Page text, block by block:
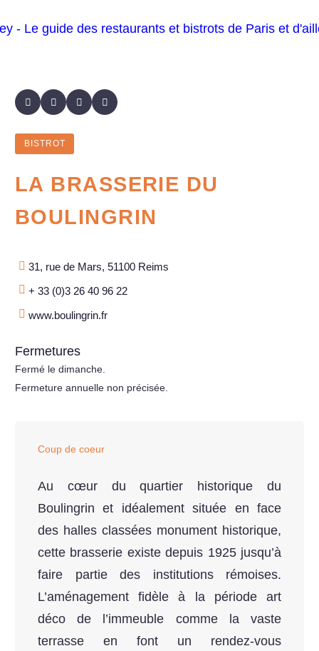
BISTROT
LA BRASSERIE DU
BOULINGRIN
31, rue de Mars, 51100 Reims
+ 33 (0)3 26 40 96 22
www.boulingrin.fr
Fermetures
Fermé le dimanche.
Fermeture annuelle non précisée.
Coup de coeur
Au cœur du quartier historique du
Boulingrin et idéalement située en face
des halles classées monument historique,
cette brasserie existe depuis 1925 jusqu’à
faire partie des institutions rémoises.
L’aménagement fidèle à la période art
déco de l’immeuble comme la vaste
terrasse en font un rendez-vous